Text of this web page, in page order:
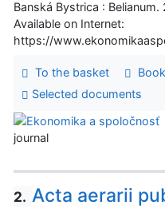
Banská Bystrica :
Available on Internet:
https://
To the basket
Selected documents
journal
2. Acta aerarii